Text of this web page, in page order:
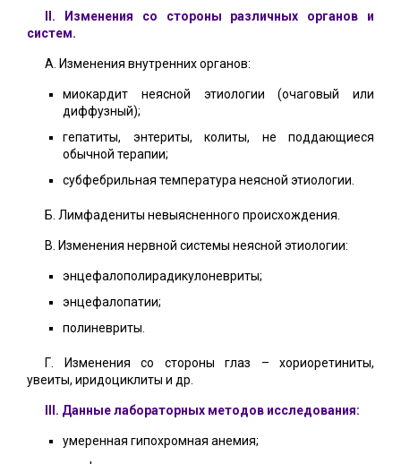
II. Изменения со стороны различных органов и
систем.
A. Изменения внутренних органов:
миокардит неясной этиологии (очаговый или
диффузный);
гепатиты, энтериты, колиты, не поддающиеся
обычной терапии;
субфебрильная температура неясной этиологии.
Б. Лимфадениты невыясненного происхождения.
B. Изменения нервной системы неясной этиологии:
энцефалополирадикулоневриты;
энцефалопатии;
полиневриты.
Г. Изменения со стороны глаз – хориоретиниты,
увеиты, иридоциклиты и др.
III. Данные лабораторных методов исследования:
умеренная гипохромная анемия;